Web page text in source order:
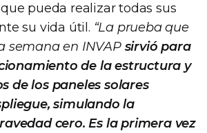
pueda realizar todas sus
su vida útil. “La prueba que
semana en INVAP sirvió para
de la estructura y
de los paneles solares
simulando la
cero. Es la primera vez